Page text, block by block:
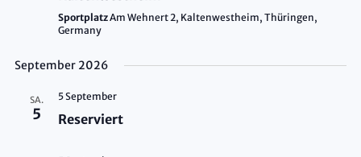
SportplatzAm Wehnert 2, Kaltenwestheim, Thüringen,
Germany
September 2026
SA.
5
5 September
Reserviert